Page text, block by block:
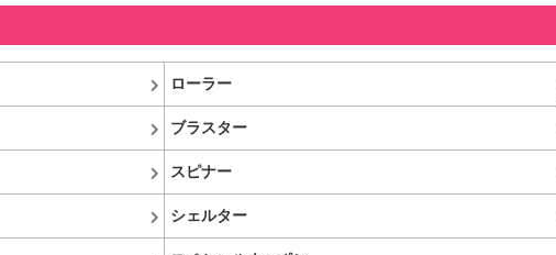
ローラー
ブラスター
スピナー
シェルター